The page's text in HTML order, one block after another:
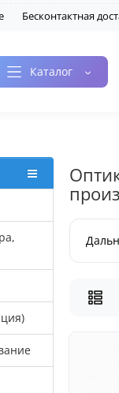
Бесконтактная
Каталог